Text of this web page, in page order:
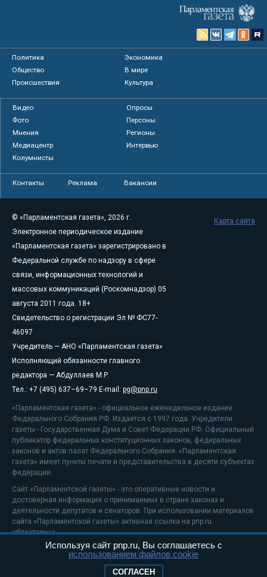
Политика
Экономика
Общество
В мире
Происшествия
Культура
Видео
Опросы
Фото
Персоны
Мнения
Регионы
Медиацентр
Интервью
Колумнисты
Контакты Реклама Вакансии
© «Парламентская газета», 2026 г.
Электронное периодическое издание
«Парламентская газета» зарегистрировано в
Федеральной службе по надзору в сфере
связи, информационных технологий и
массовых коммуникаций (Роскомнадзор) 05
августа 2011 года. 18+
Свидетельство о регистрации Эл № ФС77-
46097
Учредитель — АНО «Парламентская газета»
Исполняющий обязанности главного
редактора — Абдуллаев М.Р.
Тел.: +7 (495) 637–69–79 E-mail: pg@pnp.ru
«Парламентская газета» - официальное еженедельное издание
Федерального Собрания РФ. Издается с 1997 года. Учредители
газеты - Государственная Дума и Совет Федерации РФ. Официальный
публикатор федеральных конституционных законов, федеральных
законов и актов палат Федерального Собрания. «Парламентская
газета» имеет пункты печати и представительства в десяти субъектах
федерации.
Сайт «Парламентской газеты» - это оперативные новости и
достоверная информация о принимаемых в стране законах и
деятельности депутатов и сенаторов. При использовании материалов
сайта «Парламентской газеты» активная ссылка на pnp.ru
обязательна.
На информационном ресурсе применяютсярекомендательные
Положение о защите персональных данных
Карта сайта
Используя сайт pnp.ru, Вы соглашаетесь с
использованием файлов cookie
СОГЛАСЕН